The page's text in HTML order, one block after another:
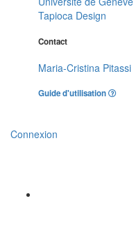
Tapioca Design
Contact
Maria-Cristina Pitassi
Guide d'utilisation
Connexion